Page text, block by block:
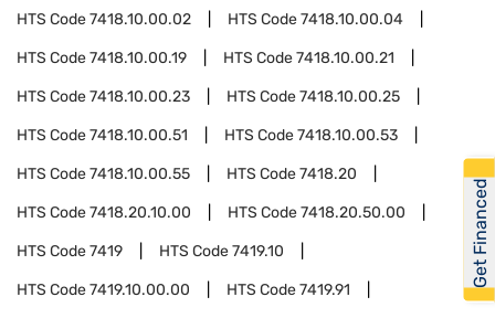
HTS Code7418.10.00.02 HTS Code7418.10.00.04
HTS Code7418.10.00.19 HTS Code7418.10.00.21
HTS Code7418.10.00.23 HTS Code7418.10.00.25
HTS Code7418.10.00.51 HTS Code7418.10.00.53
HTS Code7418.10.00.55 HTS Code7418.20
HTS Code7418.20.10.00 HTS Code7418.20.50.00
HTS Code7419 HTS Code7419.10
HTS Code7419.10.00.00 HTS Code7419.91
Get Financed